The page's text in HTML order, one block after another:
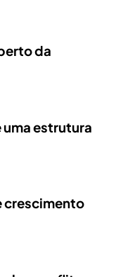
da
estrutura
crescimento